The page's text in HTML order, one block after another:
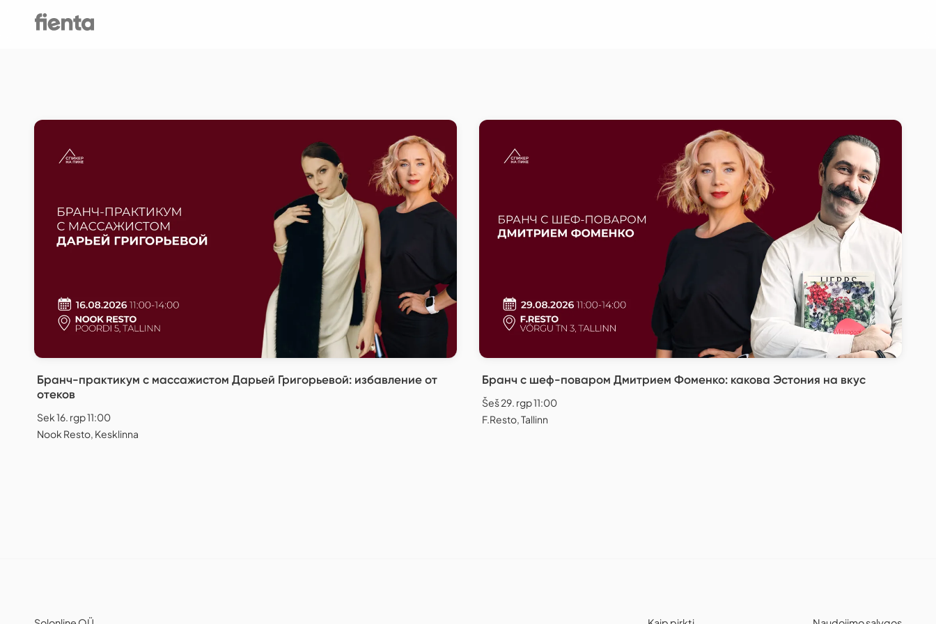
Бранч-практикум с массажистом Дарьей Григорьевой: избавление от
отеков
Sek 16. rgp 11:00
Nook Resto, Kesklinna
Бранч с шеф-поваром Дмитрием Фоменко: какова Эстония на вкус
Šeš 29. rgp 11:00
F.Resto, Tallinn